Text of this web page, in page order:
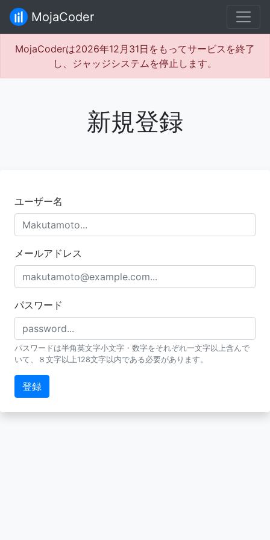
MojaCoder
MojaCoderは2026年12月31日をもってサービスを終了
し、ジャッジシステムを停止します。
新規登録
ユーザー名
メールアドレス
パスワード
パスワードは半角英文字小文字・数字をそれぞれ一文字以上含んで
いて、８文字以上128文字以内である必要があります。
登録